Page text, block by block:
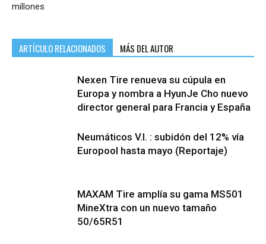
millones
ARTÍCULO RELACIONADOS MÁS DEL AUTOR
Nexen Tire renueva su cúpula en
Europa y nombra a HyunJe Cho nuevo
director general para Francia y España
Neumáticos V.I. : subidón del 12% vía
Europool hasta mayo (Reportaje)
MAXAM Tire amplía su gama MS501
MineXtra con un nuevo tamaño
50/65R51